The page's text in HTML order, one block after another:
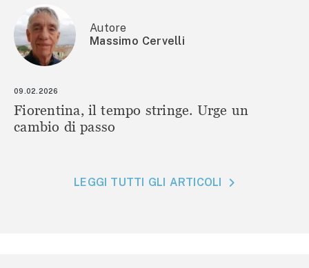
Autore
Massimo Cervelli
09.02.2026
Fiorentina, il tempo stringe. Urge un
cambio di passo
LEGGI TUTTI GLI ARTICOLI